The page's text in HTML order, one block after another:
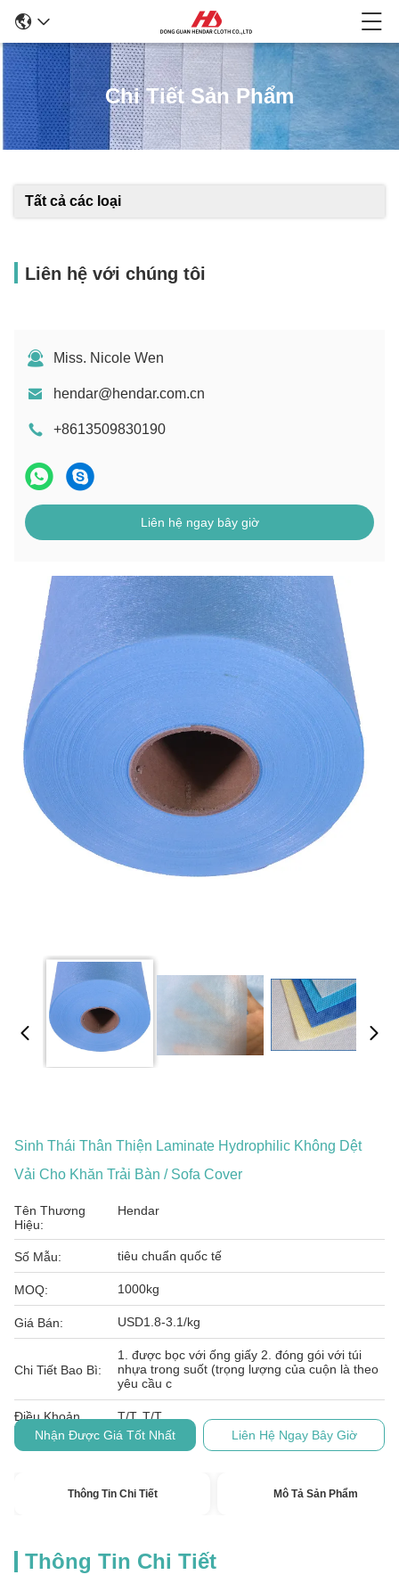
Chi Tiết Sản Phẩm
Tất cả các loại
Liên hệ với chúng tôi
Miss. Nicole Wen
hendar@hendar.com.cn
+8613509830190
Liên hệ ngay bây giờ
Sinh Thái Thân Thiện Laminate Hydrophilic Không Dệt
Vải Cho Khăn Trải Bàn / Sofa Cover
Tên Thương
Hiệu:
Hendar
Số Mẫu: tiêu chuẩn quốc tế
MOQ: 1000kg
Giá Bán: USD1.8-3.1/kg
Chi Tiết Bao Bì:
1. được bọc với ống giấy 2. đóng gói với túi
nhựa trong suốt (trọng lượng của cuộn là theo
yêu cầu c
Điều Khoản
Thanh Toán:
T/T, T/T
Nhận Được Giá Tốt Nhất
Liên Hệ Ngay Bây Giờ
Thông Tin Chi Tiết Mô Tả Sản Phẩm
Thông Tin Chi Tiết